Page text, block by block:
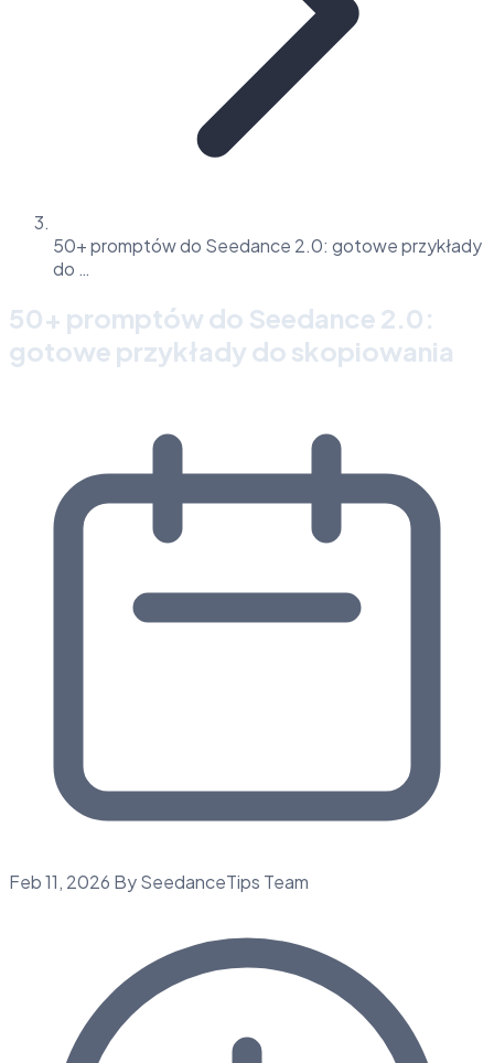
50+ promptów do Seedance 2.0: gotowe przykłady
do …
50+ promptów do Seedance 2.0:
gotowe przykłady do skopiowania
Feb 11, 2026 By SeedanceTips Team